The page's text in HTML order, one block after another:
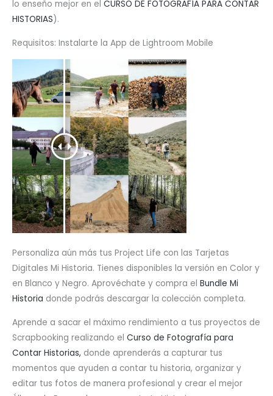
lo enseño mejor en el CURSO DE FOTOGRAFÍA PARA CONTAR
HISTORIAS).
Requisitos: Instalarte la App de Lightroom Mobile
Personaliza aún más tus Project Life con las Tarjetas
Digitales Mi Historia. Tienes disponibles la versión en Color y
en Blanco y Negro. Aprovéchate y compra el Bundle Mi
Historia donde podrás descargar la colección completa.
Aprende a sacar el máximo rendimiento a tus proyectos de
Scrapbooking realizando el Curso de Fotografía para
Contar Historias, donde aprenderás a capturar tus
momentos que ayuden a contar tu historia, organizar y
editar tus fotos de manera profesional y crear el mejor